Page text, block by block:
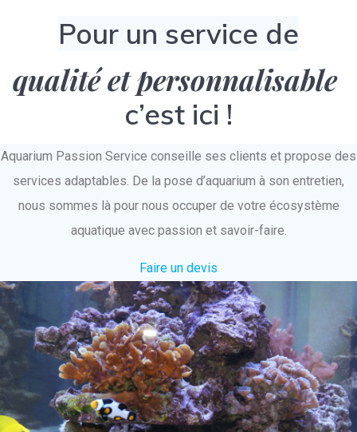
Pour un service de
qualité et personnalisable
c’est ici !
Aquarium Passion Service conseille ses clients et propose des
services adaptables. De la pose d’aquarium à son entretien,
nous sommes là pour nous occuper de votre écosystème
aquatique avec passion et savoir-faire.
Faire un devis